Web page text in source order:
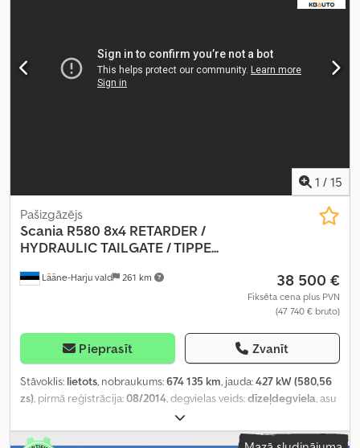
1 / 15
Lääne-Harju vald 261 km
Pašizgāzējs
Scania R580 8x4 RETARDER /
HYDRAULIC TAILGATE / TIPPE...
38 500 €
Fiksēta cena plus PVN
(47 740 € bruto)
Pieprasīt Zvanīt
Stāvoklis: lietots, nobraukums:674 135 km, jauda:427 kW (580,56
zs), pirmā reģistrācija:08/2014, degvielas veids:dīzeļdegviela, asu
3 750 mm
degvielas tvertnes tilpums:400 l, bremzes:dzinēja bremzēšana,